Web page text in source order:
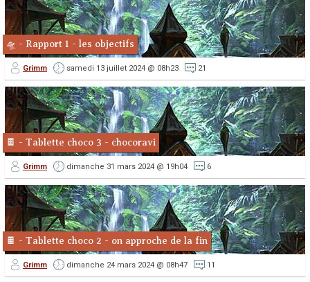
🛸 - Rapport 1 - les objectifs
Grimm samedi 13 juillet 2024 @ 08h23 21
🍫 - Tablette choco 3 - chocoravi
Grimm dimanche 31 mars 2024 @ 19h04 6
🍫 - Tablette choco 2 - on approche de la fin
Grimm dimanche 24 mars 2024 @ 08h47 11